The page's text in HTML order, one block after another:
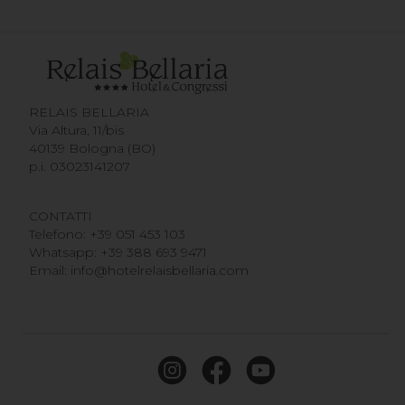
RELAIS BELLARIA
Via Altura, 11/bis
40139 Bologna (BO)
p.i. 03023141207
CONTATTI
Telefono: +39 051 453 103
Whatsapp: +39 388 693 9471
Email: info@hotelrelaisbellaria.com